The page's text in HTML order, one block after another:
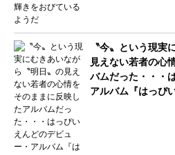
〝今〟という現実
見えない若者の心
バムだった・・・
アルバム『はっぴ